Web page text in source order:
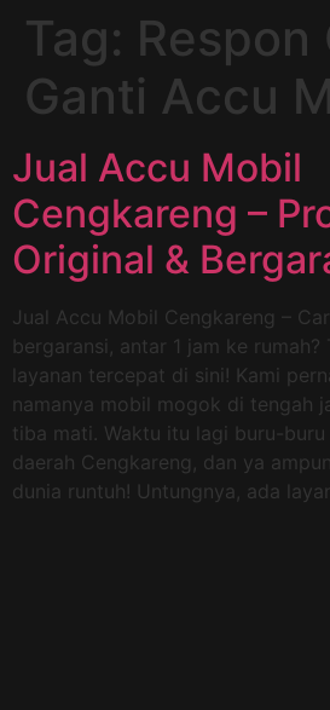
Tag: Respon
Ganti Accu
Jual Accu Mobil
Cengkareng –
Original &
Jual Accu Mobil Cengkareng –
bergaransi, antar 1 jam ke rumah?
layanan tercepat di sini! Kami
namanya mobil mogok di tengah
tiba mati. Waktu itu lagi buru-buru
daerah Cengkareng, dan ya
dunia runtuh! Untungnya, ada